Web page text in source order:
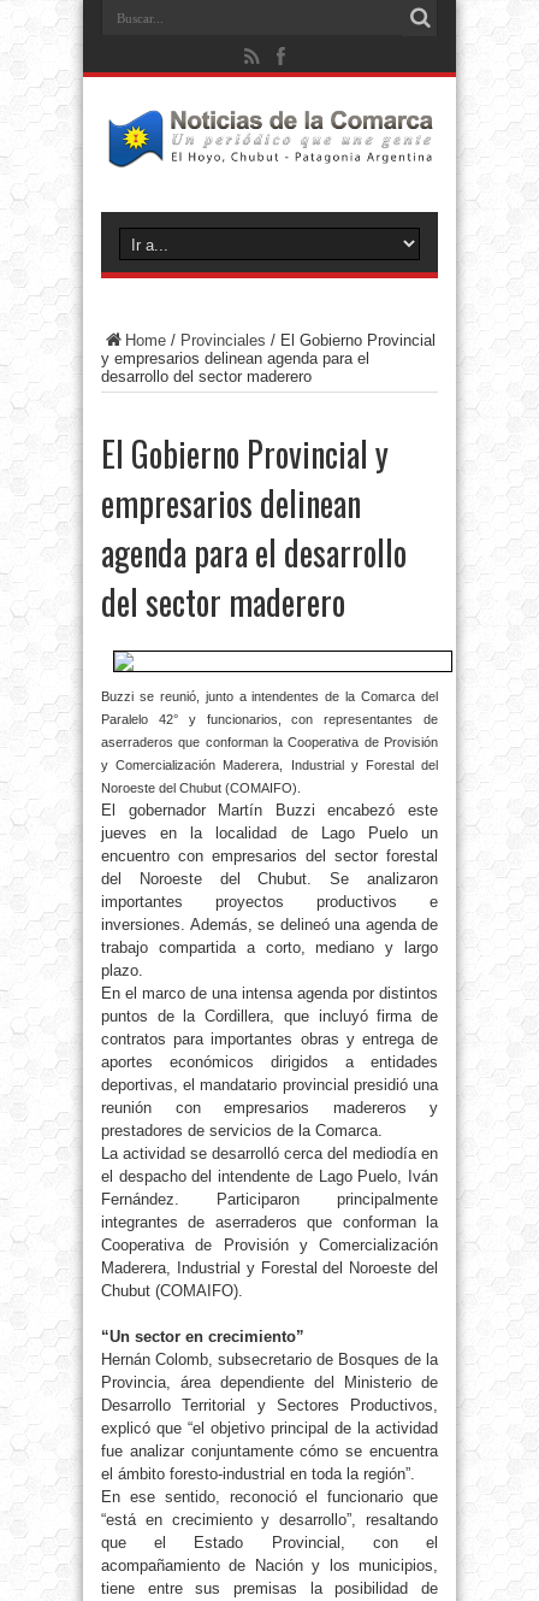
Home / Provinciales / El Gobierno Provincial
y empresarios delinean agenda para el
desarrollo del sector maderero
El Gobierno Provincial y
empresarios delinean
agenda para el desarrollo
del sector maderero
Buzzi se reunió, junto a intendentes de la Comarca del
Paralelo 42° y funcionarios, con representantes de
aserraderos que conforman la Cooperativa de Provisión
y Comercialización Maderera, Industrial y Forestal del
Noroeste del Chubut (COMAIFO).
El gobernador Martín Buzzi encabezó este
jueves en la localidad de Lago Puelo un
encuentro con empresarios del sector forestal
del Noroeste del Chubut. Se analizaron
importantes proyectos productivos e
inversiones. Además, se delineó una agenda de
trabajo compartida a corto, mediano y largo
plazo.
En el marco de una intensa agenda por distintos
puntos de la Cordillera, que incluyó firma de
contratos para importantes obras y entrega de
aportes económicos dirigidos a entidades
deportivas, el mandatario provincial presidió una
reunión con empresarios madereros y
prestadores de servicios de la Comarca.
La actividad se desarrolló cerca del mediodía en
el despacho del intendente de Lago Puelo, Iván
Fernández. Participaron principalmente
integrantes de aserraderos que conforman la
Cooperativa de Provisión y Comercialización
Maderera, Industrial y Forestal del Noroeste del
Chubut (COMAIFO).
“Un sector en crecimiento”
Hernán Colomb, subsecretario de Bosques de la
Provincia, área dependiente del Ministerio de
Desarrollo Territorial y Sectores Productivos,
explicó que “el objetivo principal de la actividad
fue analizar conjuntamente cómo se encuentra
el ámbito foresto-industrial en toda la región”.
En ese sentido, reconoció el funcionario que
“está en crecimiento y desarrollo”, resaltando
que el Estado Provincial, con el
acompañamiento de Nación y los municipios,
tiene entre sus premisas la posibilidad de